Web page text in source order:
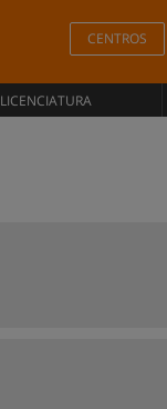
CENTROS
LICENCIATURA